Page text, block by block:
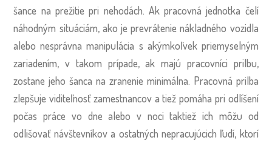
šance na prežitie pri nehodách. Ak pracovná jednotka čelí
náhodným situáciám, ako je prevrátenie nákladného vozidla
alebo nesprávna manipulácia s akýmkoľvek priemyselným
zariadením, v takom prípade, ak majú pracovníci prilbu,
zostane jeho šanca na zranenie minimálna. Pracovná prilba
zlepšuje viditeľnosť zamestnancov a tiež pomáha pri odlíšení
počas práce vo dne alebo v noci taktiež ich môžu od
odlišovať návštevníkov a ostatných nepracujúcich ľudí, ktorí